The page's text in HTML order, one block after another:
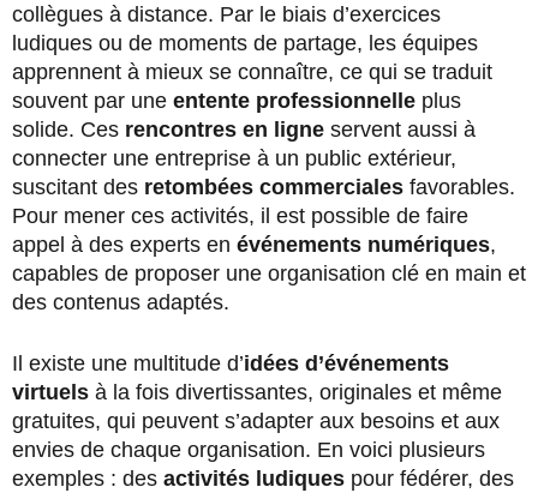
collègues à distance. Par le biais d’exercices
ludiques ou de moments de partage, les équipes
apprennent à mieux se connaître, ce qui se traduit
souvent par une entente professionnelle plus
solide. Ces rencontres en ligne servent aussi à
connecter une entreprise à un public extérieur,
suscitant des retombées commerciales favorables.
Pour mener ces activités, il est possible de faire
appel à des experts en événements numériques,
capables de proposer une organisation clé en main et
des contenus adaptés.
Il existe une multitude d’idées d’événements
virtuels à la fois divertissantes, originales et même
gratuites, qui peuvent s’adapter aux besoins et aux
envies de chaque organisation. En voici plusieurs
exemples : des activités ludiques pour fédérer, des